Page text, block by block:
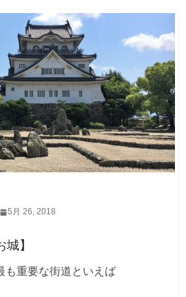
5月 26, 2018
】
も重要な街道といえば